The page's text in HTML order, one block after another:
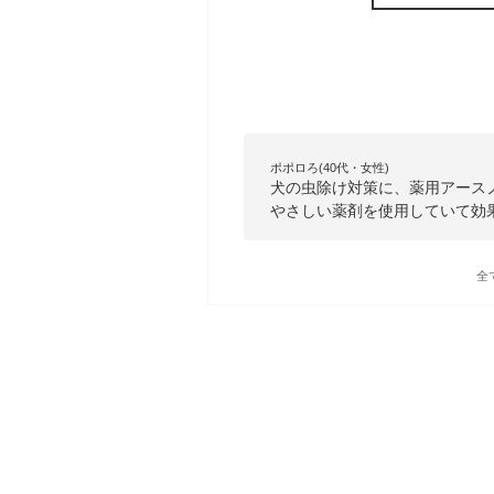
ポポロろ(40代・女性)
犬の虫除け対策に、薬用アー
やさしい薬剤を使用していて効
全